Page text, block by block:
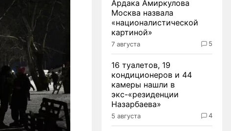
Ардака Амиркулова
Москва назвала
«националистической
картиной»
7 августа 5
16 туалетов, 19
кондиционеров и 44
камеры нашли в
экс-«резиденции
Назарбаева»
5 августа 4